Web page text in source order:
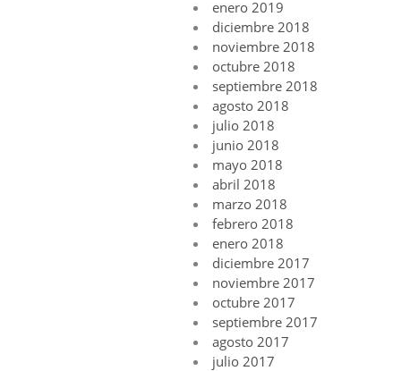
enero 2019
diciembre 2018
noviembre 2018
octubre 2018
septiembre 2018
agosto 2018
julio 2018
junio 2018
mayo 2018
abril 2018
marzo 2018
febrero 2018
enero 2018
diciembre 2017
noviembre 2017
octubre 2017
septiembre 2017
agosto 2017
julio 2017